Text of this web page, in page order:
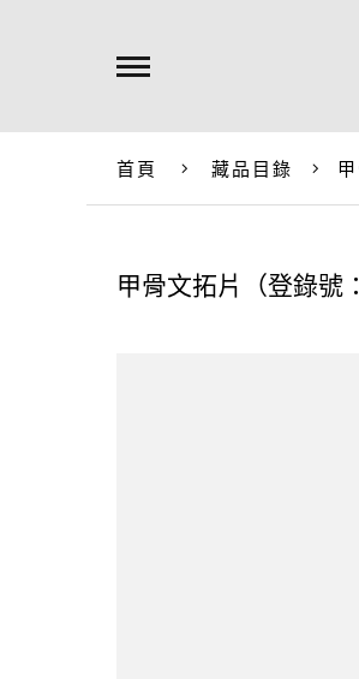
首頁 藏品目錄
甲骨文拓片（登錄號